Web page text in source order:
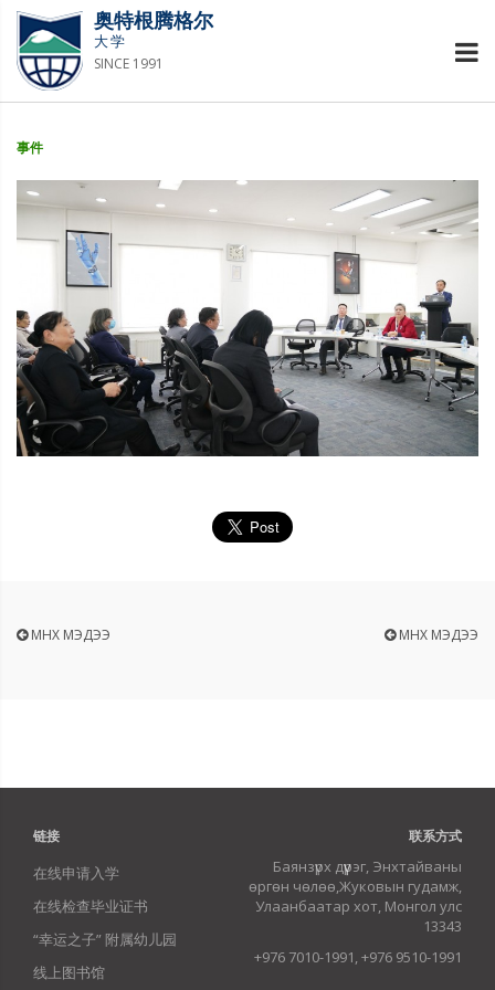
奥特根腾格尔
大学
SINCE 1991
事件
ӨМНӨХ МЭДЭЭ ӨМНӨХ МЭДЭЭ
链接
在线申请入学
在线检查毕业证书
“幸运之子” 附属幼儿园
线上图书馆
联系方式
Баянзүрх дүүрэг, Энхтайваны
өргөн чөлөө,Жуковын гудамж,
Улаанбаатар хот, Монгол улс
13343
+976 7010-1991, +976 9510-1991